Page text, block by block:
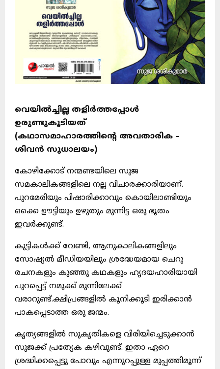
വെയിൽച്ചില്ല തളിർത്തപ്പോൾ
ഉരുണ്ടുകൂടിയത്
(കഥാസമാഹാരത്തിന്റെ അവതാരിക –
ശിവൻ സുധാലയം)
കോഴിക്കോട് നന്മണ്ടയിലെ സുജ
സമകാലികങ്ങളിലെ നല്ല വിചാരക്കാരിയാണ്.
പുറമേരിയും പിഷാരിക്കാവും കൊയിലാണ്ടിയും
ഒക്കെ ഊട്ടിയും ഉഴുതും മുന്നിട്ട ഒരു ഭൂതം
ഇവർക്കുണ്ട്.
കുട്ടികൾക്ക് വേണ്ടി, ആനുകാലികങ്ങളിലും
സോഷ്യൽ മീഡിയയിലും ശ്രദ്ധേയമായ ചെറു
രചനകളും കുഞ്ഞു കഥകളും ഹൃദയഹാരിയായി
പുറപ്പെട്ട് നമുക്ക് മുന്നിലേക്ക്
വരാറുണ്ട്.ക്ഷിപ്രങ്ങളിൽ കൂനിക്കൂടി ഇരിക്കാൻ
പാകപ്പെടാത്ത ഒരു ജന്മം.
കൃത്യങ്ങളിൽ സുകൃതികളെ വിരിയിച്ചെടുക്കാൻ
സുജക്ക് പ്രത്യേക കഴിവുണ്ട്. ഇതാ ഏറെ
ശ്രദ്ധിക്കപ്പെട്ടു പോവും എന്നുറപ്പുള്ള മുപ്പത്തിമൂന്ന്